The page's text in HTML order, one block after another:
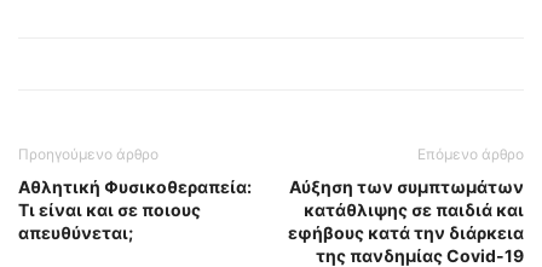
Προηγούμενο άρθρο
Αθλητική Φυσικοθεραπεία:
Τι είναι και σε ποιους
απευθύνεται;
Επόμενο άρθρο
Αύξηση των συμπτωμάτων
κατάθλιψης σε παιδιά και
εφήβους κατά την διάρκεια
της πανδημίας Covid-19